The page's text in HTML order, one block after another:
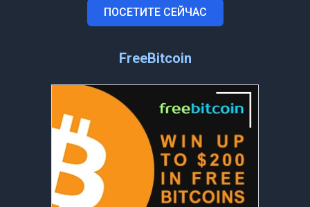
ПОСЕТИТЕ СЕЙЧАС
FreeBitcoin